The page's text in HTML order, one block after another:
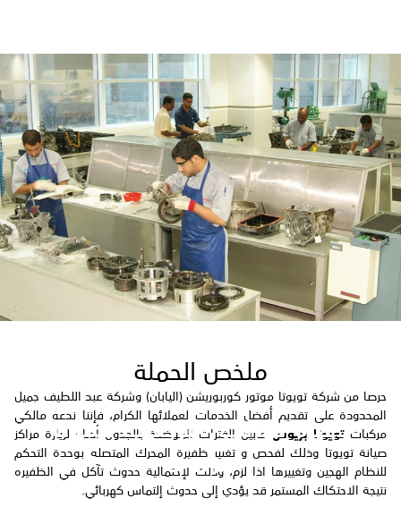
دعوة لمالكي مركبات تويوتا
بريوس
ملخص الحملة
حرصا من شركة تويوتا موتور كوربوريشن (اليابان) وشركة عبد اللطيف جميل
المحدودة على تقديم أفضل الخدمات لعملائها الكرام، فإننا ندعو مالكي
مركبات تويوتا بريوس
مابين الفترات الموضحة بالجدول أدناه لزيارة مراكز
صيانة تويوتا وذلك لفحص و تغيير ظفيرة المحرك المتصله بوحدة التحكم
للنظام الهجين وتغييرها اذا لزم، وذلك لإحتمالية حدوث تآكل في الظفيره
نتيجة الاحتكاك المستمر قد يؤدي إلى حدوث إلتماس كهربائي.